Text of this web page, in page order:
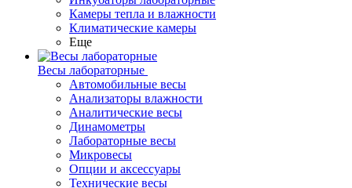
Камеры тепла и влажности
Климатические камеры
Еще
Весы лабораторные
Автомобильные весы
Анализаторы влажности
Аналитические весы
Динамометры
Лабораторные весы
Микровесы
Опции и аксессуары
Технические весы